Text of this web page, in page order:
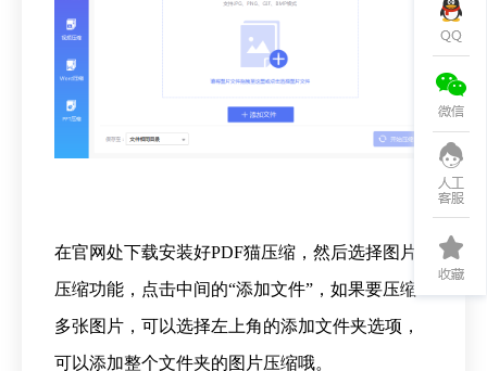
在官网处下载安装好PDF猫压缩，然后选择图片
压缩功能，点击中间的“添加文件”，如果要压缩
多张图片，可以选择左上角的添加文件夹选项，
可以添加整个文件夹的图片压缩哦。